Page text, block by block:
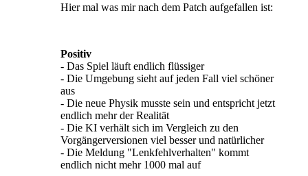
Hier mal was mir nach dem Patch aufgefallen ist:
Positiv
- Das Spiel läuft endlich flüssiger
- Die Umgebung sieht auf jeden Fall viel schöner
aus
- Die neue Physik musste sein und entspricht jetzt
endlich mehr der Realität
- Die KI verhält sich im Vergleich zu den
Vorgängerversionen viel besser und natürlicher
- Die Meldung "Lenkfehlverhalten" kommt
endlich nicht mehr 1000 mal auf